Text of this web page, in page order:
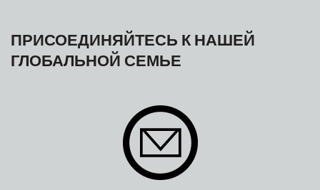
ПРИСОЕДИНЯЙТЕСЬ К НАШЕЙ
ГЛОБАЛЬНОЙ СЕМЬЕ